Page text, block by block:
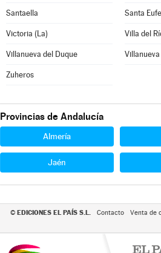
Santaella Santa
Victoria (La) Villa del
Villanueva del Duque Villanueva
Zuheros
Provincias de Andalucía
Almería
Jaén
© EDICIONES EL PAÍS S.L. Contacto Venta de